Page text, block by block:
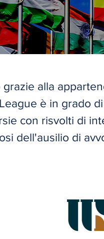
grazie alla
è in grado
con risvolti di
dell'ausilio di